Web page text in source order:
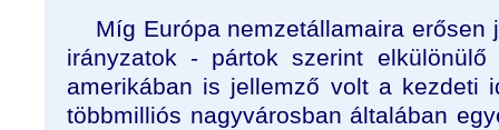
Míg Európa nemzetállamaira erősen
irányzatok - pártok szerint
amerikában is jellemző volt a kezdeti
többmilliós nagyvárosban általában